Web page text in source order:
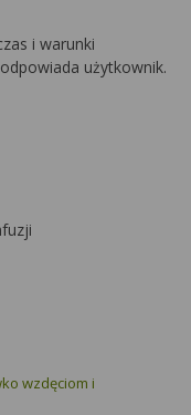
i warunki
użytkownik.
wzdęciom i